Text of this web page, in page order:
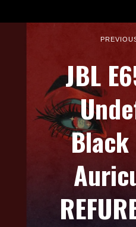
JBL